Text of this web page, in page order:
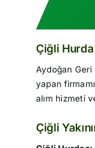
Çiğli Hurda
Aydoğan
yapan
alım hizmeti
Çiğli